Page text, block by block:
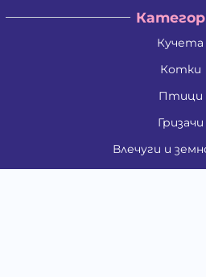
Кучета
Котки
Птици
Гризачи
Влечуги и